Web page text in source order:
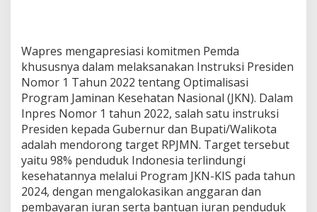
g
C
a
a
i
a
n
U
H
C
d
i
Wapres mengapresiasi komitmen Pemda
khususnya dalam melaksanakan Instruksi Presiden
Nomor 1 Tahun 2022 tentang Optimalisasi
Program Jaminan Kesehatan Nasional (JKN). Dalam
Inpres Nomor 1 tahun 2022, salah satu instruksi
Presiden kepada Gubernur dan Bupati/Walikota
adalah mendorong target RPJMN. Target tersebut
yaitu 98% penduduk Indonesia terlindungi
kesehatannya melalui Program JKN-KIS pada tahun
2024, dengan mengalokasikan anggaran dan
pembayaran iuran serta bantuan iuran penduduk